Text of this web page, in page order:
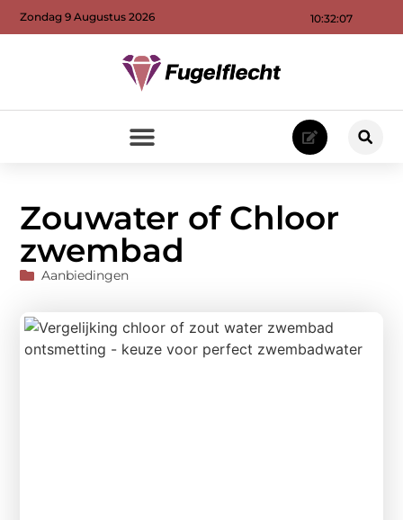
10:32:08
Zondag 9 Augustus 2026
Zouwater of Chloor
zwembad
Aanbiedingen